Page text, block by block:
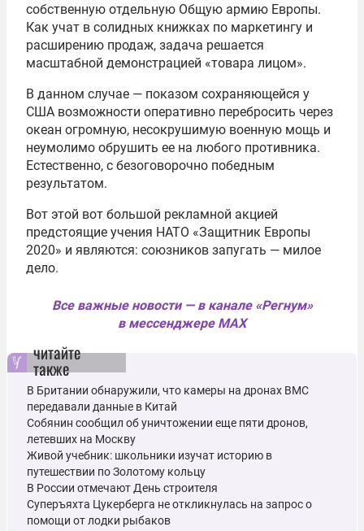
собственную отдельную Общую армию Европы.
Как учат в солидных книжках по маркетингу и
расширению продаж, задача решается
масштабной демонстрацией «товара лицом».
В данном случае — показом сохраняющейся у
США возможности оперативно перебросить через
океан огромную, несокрушимую военную мощь и
неумолимо обрушить ее на любого противника.
Естественно, с безоговорочно победным
результатом.
Вот этой вот большой рекламной акцией
предстоящие учения НАТО «Защитник Европы
2020» и являются: союзников запугать — милое
дело.
Все важные новости — в канале «Регнум»
в мессенджере MAX
читайте
также
В Британии обнаружили, что камеры на дронах ВМС
передавали данные в Китай
Собянин сообщил об уничтожении еще пяти дронов,
летевших на Москву
Живой учебник: школьники изучат историю в
путешествии по Золотому кольцу
В России отмечают День строителя
Суперъяхта Цукерберга не откликнулась на запрос о
помощи от лодки рыбаков